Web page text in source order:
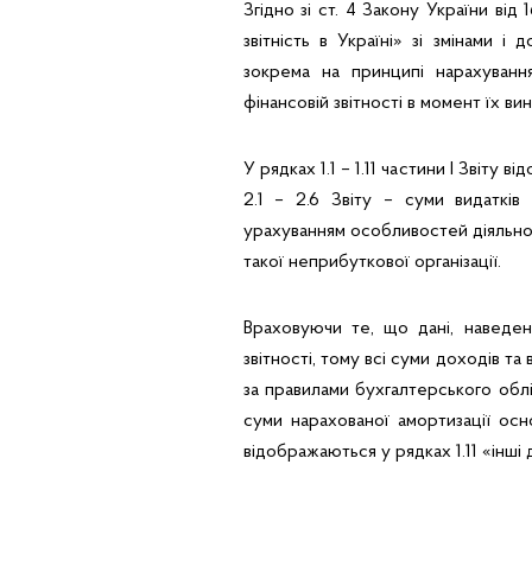
Згідно зі ст. 4 Закону України
звітність в Україні» зі змінами
зокрема на принципі
фінансовій звітності в момент їх
У рядках 1.1 – 1.11 частини І Звіту
2.1 – 2.6 Звіту – суми видатків
урахуванням особливостей
такої неприбуткової організації.
Враховуючи те, що дані,
звітності, тому всі суми доходів
за правилами бухгалтерського
суми нарахованої амортизації
відображаються у рядках 1.11